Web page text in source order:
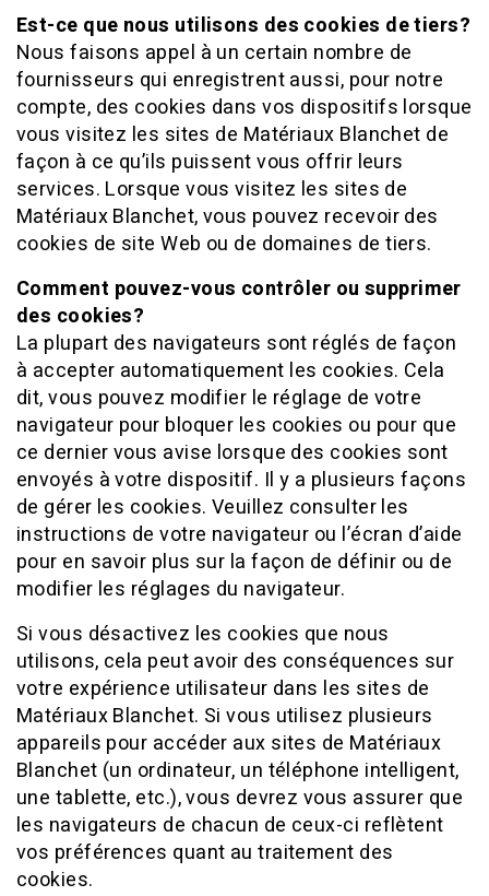
Est-ce que nous utilisons des cookies de tiers?
Nous faisons appel à un certain nombre de
fournisseurs qui enregistrent aussi, pour notre
compte, des cookies dans vos dispositifs lorsque
vous visitez les sites de Matériaux Blanchet de
façon à ce qu’ils puissent vous offrir leurs
services. Lorsque vous visitez les sites de
Matériaux Blanchet, vous pouvez recevoir des
cookies de site Web ou de domaines de tiers.
Comment pouvez-vous contrôler ou supprimer
des cookies?
La plupart des navigateurs sont réglés de façon
à accepter automatiquement les cookies. Cela
dit, vous pouvez modifier le réglage de votre
navigateur pour bloquer les cookies ou pour que
ce dernier vous avise lorsque des cookies sont
envoyés à votre dispositif. Il y a plusieurs façons
de gérer les cookies. Veuillez consulter les
instructions de votre navigateur ou l’écran d’aide
pour en savoir plus sur la façon de définir ou de
modifier les réglages du navigateur.
Si vous désactivez les cookies que nous
utilisons, cela peut avoir des conséquences sur
votre expérience utilisateur dans les sites de
Matériaux Blanchet. Si vous utilisez plusieurs
appareils pour accéder aux sites de Matériaux
Blanchet (un ordinateur, un téléphone intelligent,
une tablette, etc.), vous devrez vous assurer que
les navigateurs de chacun de ceux-ci reflètent
vos préférences quant au traitement des
cookies.